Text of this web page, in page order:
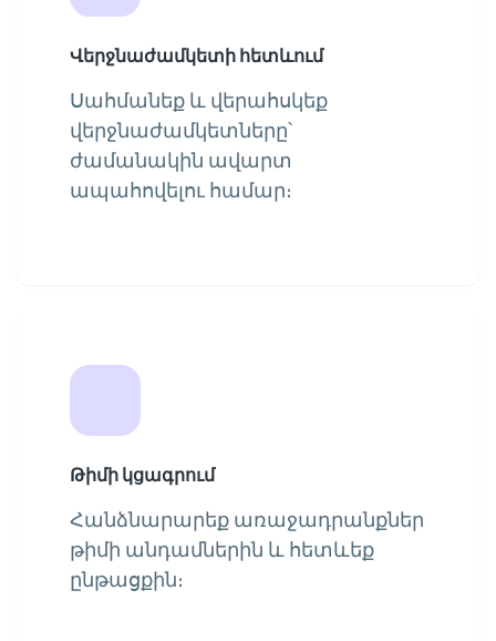
Վերջնաժամկետի հետևում
Սահմանեք և վերահսկեք
վերջնաժամկետները՝
ժամանակին ավարտ
ապահովելու համար։
Թիմի կցագրում
Հանձնարարեք առաջադրանքներ
թիմի անդամներին և հետևեք
ընթացքին։